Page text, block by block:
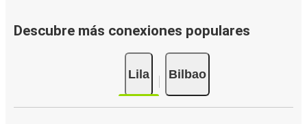
Descubre más conexiones populares
Lila Bilbao